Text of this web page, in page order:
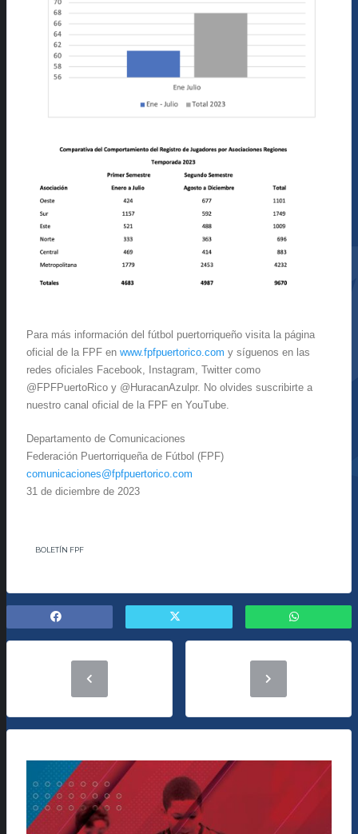
Para más información del fútbol puertorriqueño visita la página
oficial de la FPF en www.fpfpuertorico.com y síguenos en las
redes oficiales Facebook, Instagram, Twitter como
@FPFPuertoRico y @HuracanAzulpr. No olvides suscribirte a
nuestro canal oficial de la FPF en YouTube.
Departamento de Comunicaciones
Federación Puertorriqueña de Fútbol (FPF)
comunicaciones@fpfpuertorico. com
31 de diciembre de 2023
BOLETÍN FPF